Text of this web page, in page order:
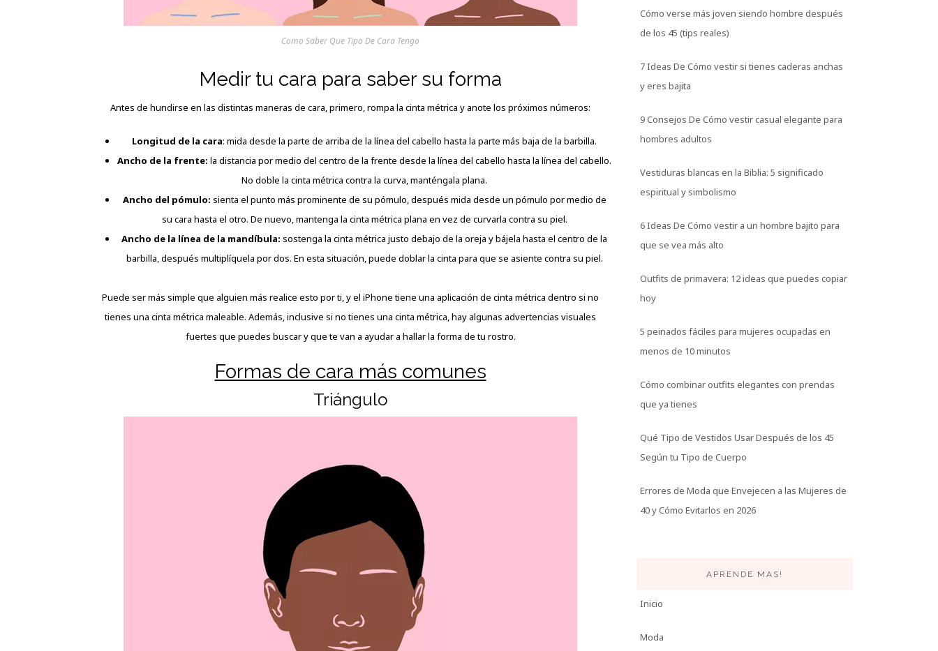
Como Saber Que Tipo De Cara Tengo
Medir tu cara para saber su forma
Antes de hundirse en las distintas maneras de cara, primero, rompa la cinta métrica y anote los próximos números:
Longitud de la cara: mida desde la parte de arriba de la línea del cabello hasta la parte más baja de la barbilla.
Ancho de la frente: la distancia por medio del centro de la frente desde la línea del cabello hasta la línea del cabello.
No doble la cinta métrica contra la curva, manténgala plana.
Ancho del pómulo: sienta el punto más prominente de su pómulo, después mida desde un pómulo por medio de
su cara hasta el otro. De nuevo, mantenga la cinta métrica plana en vez de curvarla contra su piel.
Ancho de la línea de la mandíbula: sostenga la cinta métrica justo debajo de la oreja y bájela hasta el centro de la
barbilla, después multiplíquela por dos. En esta situación, puede doblar la cinta para que se asiente contra su piel.
Puede ser más simple que alguien más realice esto por ti, y el iPhone tiene una aplicación de cinta métrica dentro si no
tienes una cinta métrica maleable. Además, inclusive si no tienes una cinta métrica, hay algunas advertencias visuales
fuertes que puedes buscar y que te van a ayudar a hallar la forma de tu rostro.
Formas de cara más comunes
Triángulo
Cómo verse más joven siendo hombre después
de los 45 (tips reales)
7 Ideas De Cómo vestir si tienes caderas anchas
y eres bajita
9 Consejos De Cómo vestir casual elegante para
hombres adultos
Vestiduras blancas en la Biblia: 5 significado
espiritual y simbolismo
6 Ideas De Cómo vestir a un hombre bajito para
que se vea más alto
Outfits de primavera: 12 ideas que puedes copiar
hoy
5 peinados fáciles para mujeres ocupadas en
menos de 10 minutos
Cómo combinar outfits elegantes con prendas
que ya tienes
Qué Tipo de Vestidos Usar Después de los 45
Según tu Tipo de Cuerpo
Errores de Moda que Envejecen a las Mujeres de
40 y Cómo Evitarlos en 2026
APRENDE MAS!
Inicio
Moda